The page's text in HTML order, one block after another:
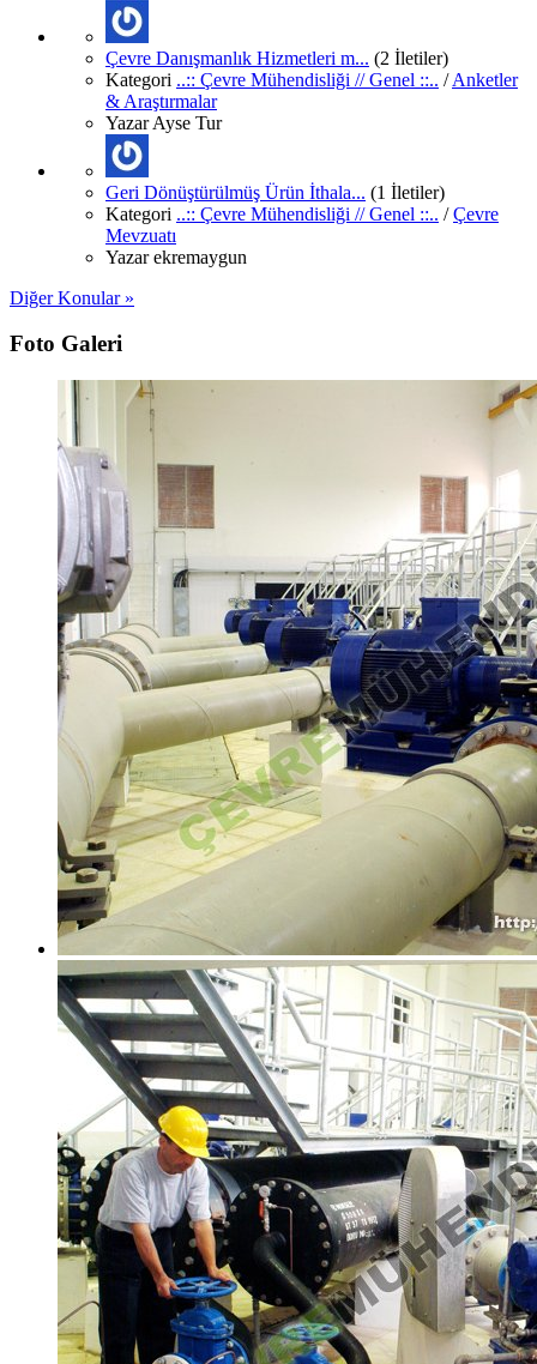
Çevre Danışmanlık Hizmetleri m... (2 İletiler)
Kategori ..:: Çevre Mühendisliği // Genel ::.. /Anketler
& Araştırmalar
YazarAyse Tur
Geri Dönüştürülmüş Ürün İthala... (1 İletiler)
Kategori ..:: Çevre Mühendisliği // Genel ::.. /Çevre
Mevzuatı
Yazarekremaygun
Diğer Konular »
Foto Galeri